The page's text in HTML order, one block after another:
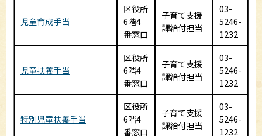
児童育成手当
区役所
6階4
番窓口
子育て支援
課給付担当
03-
5246-
1232
児童扶養手当
区役所
6階4
番窓口
子育て支援
課給付担当
03-
5246-
1232
特別児童扶養手当
区役所
6階4
番窓口
子育て支援
課給付担当
03-
5246-
1232